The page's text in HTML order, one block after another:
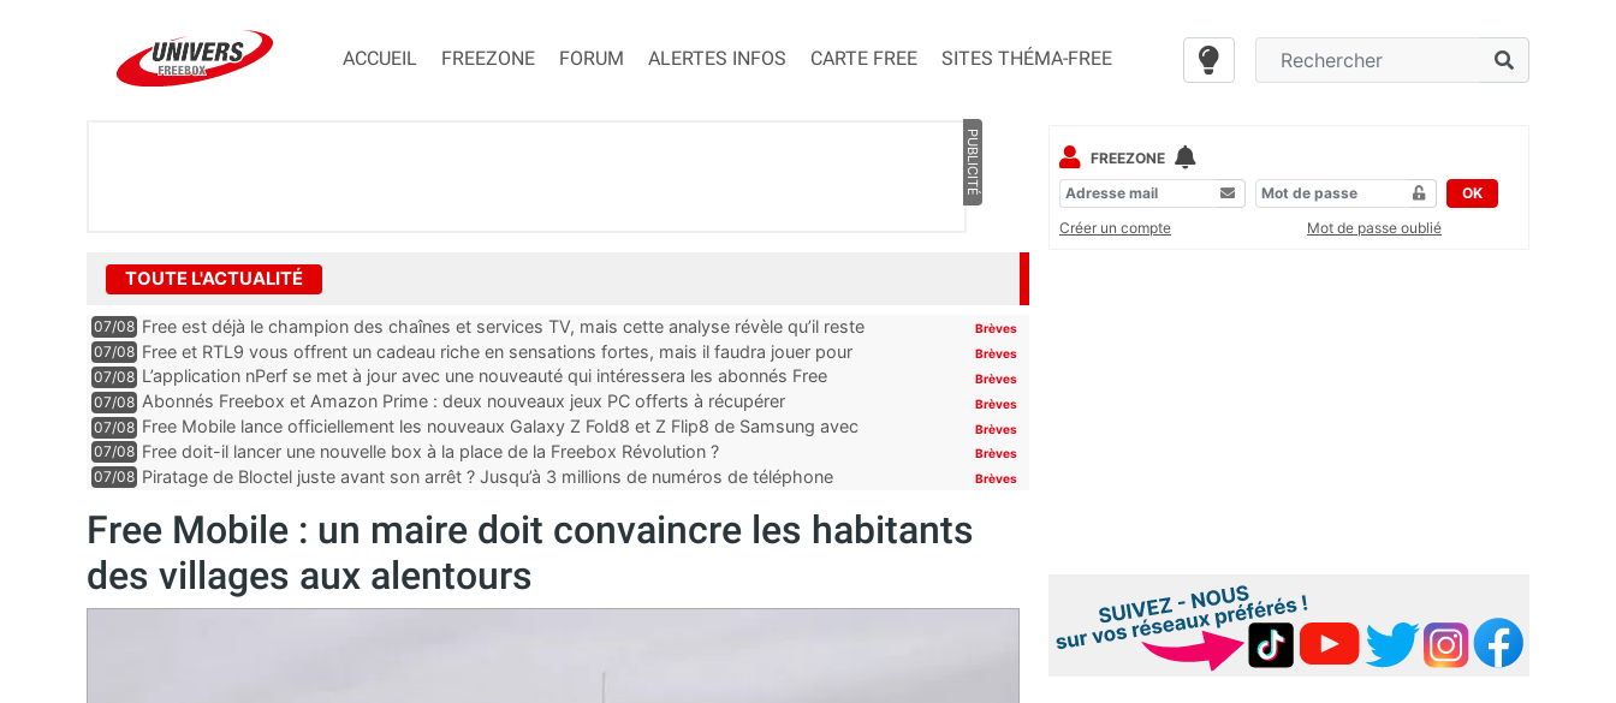
ACCUEIL FREEZONE FORUM ALERTES INFOS CARTE FREE SITES THÉMA-FREE
PUBLICITÉ
TOUTE L'ACTUALITÉ
07/08 Free est déjà le champion des chaînes et services TV, mais cette analyse révèle qu’il reste
encore au moin...
Brèves
07/08 Free et RTL9 vous offrent un cadeau riche en sensations fortes, mais il faudra jouer pour
l’obtenir
Brèves
07/08 L’application nPerf se met à jour avec une nouveauté qui intéressera les abonnés Free
Mobile, Orange, SFR ...
Brèves
07/08 Abonnés Freebox et Amazon Prime : deux nouveaux jeux PC offerts à récupérer Brèves
07/08 Free Mobile lance officiellement les nouveaux Galaxy Z Fold8 et Z Flip8 de Samsung avec
des promos et des cadeaux
Brèves
07/08 Free doit-il lancer une nouvelle box à la place de la Freebox Révolution ? Brèves
07/08 Piratage de Bloctel juste avant son arrêt ? Jusqu’à 3 millions de numéros de téléphone
Brèves
Free Mobile : un maire doit convaincre les habitants
des villages aux alentours
FREEZONE
OK
Créer un compte
Mot de passe oublié